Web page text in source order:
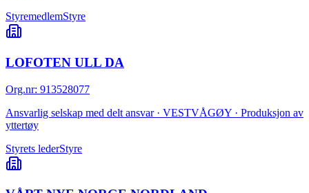
StyremedlemStyre
LOFOTEN ULL DA
Org.nr: 913528077
Ansvarlig selskap med delt ansvar · VESTVÅGØY · Produksjon av
yttertøy
Styrets lederStyre